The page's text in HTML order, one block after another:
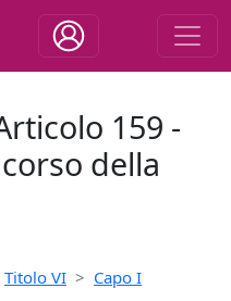
159 -
della
Titolo VI
Capo I